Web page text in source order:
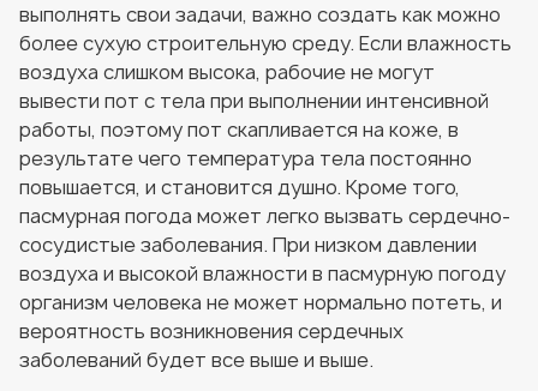
выполнять свои задачи, важно создать как можно
более сухую строительную среду. Если влажность
воздуха слишком высока, рабочие не могут
вывести пот с тела при выполнении интенсивной
работы, поэтому пот скапливается на коже, в
результате чего температура тела постоянно
повышается, и становится душно. Кроме того,
пасмурная погода может легко вызвать сердечно-
сосудистые заболевания. При низком давлении
воздуха и высокой влажности в пасмурную погоду
организм человека не может нормально потеть, и
вероятность возникновения сердечных
заболеваний будет все выше и выше.